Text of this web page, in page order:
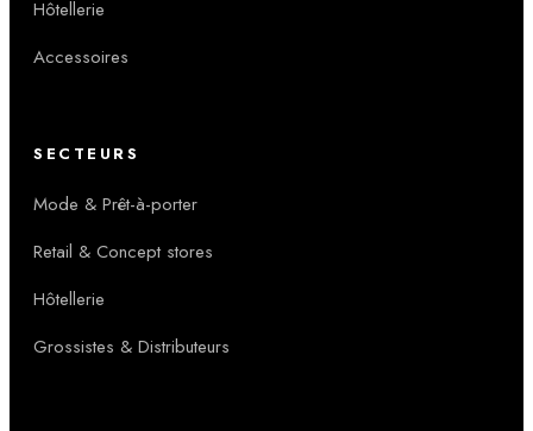
Hôtellerie
Accessoires
SECTEURS
Mode & Prêt-à-porter
Retail & Concept stores
Hôtellerie
Grossistes & Distributeurs